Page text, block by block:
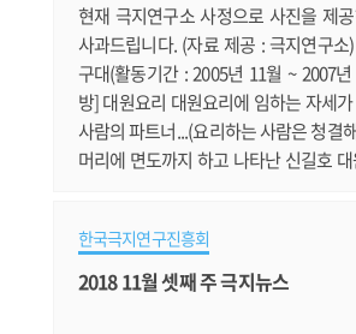
현재 극지연구소 사정으로 사진을 제
사과드립니다. (자료 제공 : 극지연구소
구대(활동기간 : 2005년 11월 ~ 2007
방] 대원요리 대원요리에 임하는 자세
사람의 파트너...(요리하는 사람은 청결
머리에 면도까지 하고 나타난 신길호 대
은 다름 아닌 “잘생긴 공무원팀”입니
서 처음으로 대원요리를 시작한 파트너
한국극지연구진흥회
2018 11월 셋째 주 극지뉴스